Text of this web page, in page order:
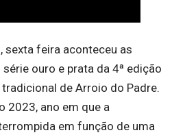
sexta feira aconteceu as
ouro e prata da 4ª edição
de Arroio do Padre.
2023, ano em que a
em função de uma